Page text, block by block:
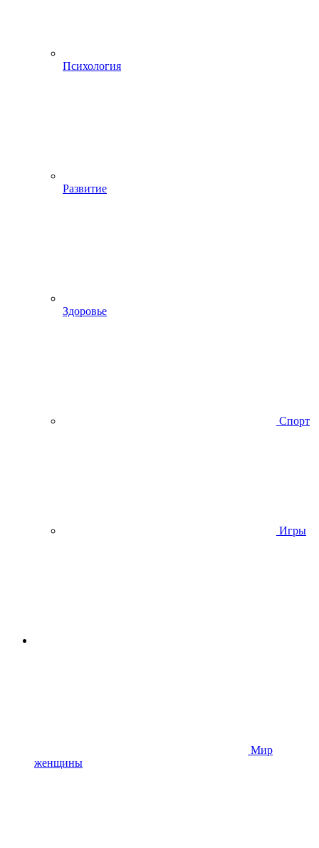
Психология
Развитие
Здоровье
Спорт
Игры
Мир
женщины